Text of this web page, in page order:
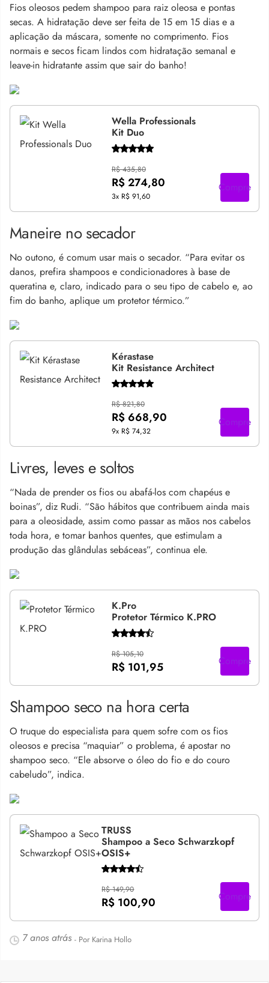
Fios oleosos pedem shampoo para raiz oleosa e pontas
secas. A hidratação deve ser feita de 15 em 15 dias e a
aplicação da máscara, somente no comprimento. Fios
normais e secos ficam lindos com hidratação semanal e
leave-in hidratante assim que sair do banho!
Wella Professionals
Kit Duo
R$ 435,80
R$ 274,80
3x R$ 91,60
Compre
Maneire no secador
No outono, é comum usar mais o secador. “Para evitar os
danos, prefira shampoos e condicionadores à base de
queratina e, claro, indicado para o seu tipo de cabelo e, ao
fim do banho, aplique um protetor térmico.”
Kérastase
Kit Resistance Architect
R$ 821,80
R$ 668,90
9x R$ 74,32
Compre
Livres, leves e soltos
“Nada de prender os fios ou abafá-los com chapéus e
boinas”, diz Rudi. “São hábitos que contribuem ainda mais
para a oleosidade, assim como passar as mãos nos cabelos
toda hora, e tomar banhos quentes, que estimulam a
produção das glândulas sebáceas”, continua ele.
K.Pro
Protetor Térmico K.PRO
R$ 105,10
R$ 101,95 Compre
Shampoo seco na hora certa
O truque do especialista para quem sofre com os fios
oleosos e precisa “maquiar” o problema, é apostar no
shampoo seco. “Ele absorve o óleo do fio e do couro
cabeludo”, indica.
TRUSS
Shampoo a Seco Schwarzkopf
OSIS+
R$ 149,90
R$ 100,90 Compre
7 anos atrás - Por Karina Hollo